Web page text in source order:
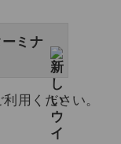
ミナ
用ください。